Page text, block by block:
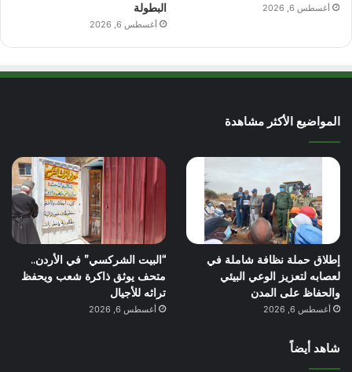
أغسطس 6, 2026
البطولة
أغسطس 6, 2026
المواضيع الأكثر مشاهدة
إطلاق حملة نظافة شاملة في
لعصابه لتعزيز الوعي البيئي
والحفاظ على المدن
أغسطس 6, 2026
“البيت الشركسي” في الأردن..
متحف يوثق ذاكرة شعب ويحفظ
تراثه للأجيال
أغسطس 6, 2026
شاهد أيضاً